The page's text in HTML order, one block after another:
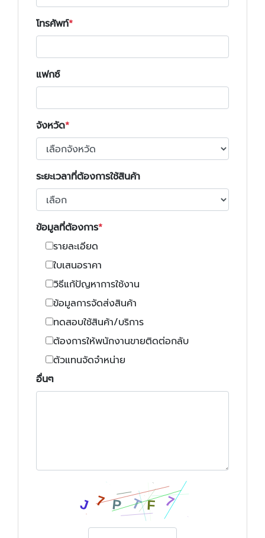
โทรศัพท์
แฟกซ์
จังหวัด
ระยะเวลาที่ต้องการใช้สินค้า
ข้อมูลที่ต้องการ
รายละเอียด
ใบเสนอราคา
วิธีแก้ปัญหาการใช้งาน
ข้อมูลการจัดส่งสินค้า
ทดสอบใช้สินค้า/บริการ
ต้องการให้พนักงานขายติดต่อกลับ
ตัวแทนจัดจำหน่าย
อื่นๆ